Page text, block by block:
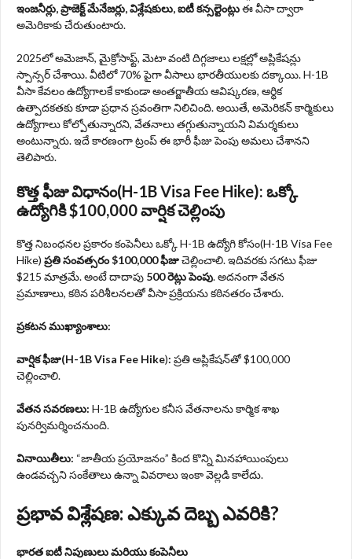
ఇంజనీర్లు, ప్రాజెక్ట్ మేనేజర్లు, విశ్లేషకులు, ఐటీ కన్సల్టెంట్లుఈ వీసా ద్వారా
అమెరికాకు చేరుతుంటారు.
2025లో అమెజాన్, మైక్రోసాఫ్ట్, మెటా వంటి దిగ్గజాలు లక్షల్లో అప్లికేషన్లు
స్పాన్సర్ చేశాయి. వీటిలో 70% పైగా వీసాలు భారతీయులకు దక్కాయి. H-1B
వీసా కేవలం ఉద్యోగాలకే కాకుండా అంతర్జాతీయ ఆవిష్కరణ, ఆర్థిక
ఉత్పాదకతకు కూడా ప్రధాన స్రవంతిగా నిలిచింది. అయితే, అమెరికన్ కార్మికులు
ఉద్యోగాలు కోల్పోతున్నారని, వేతనాలు తగ్గుతున్నాయని విమర్శకులు
అంటున్నారు. ఇదే కారణంగా ట్రంప్ ఈ భారీ ఫీజు పెంపు అమలు చేశానని
తెలిపారు.
కొత్త ఫీజు విధానం(H-1B Visa Fee Hike): ఒక్కో
ఉద్యోగికి $100,000 వార్షిక చెల్లింపు
కొత్త నిబంధనల ప్రకారం కంపెనీలు ఒక్కో H-1B ఉద్యోగి కోసం(H-1B Visa Fee
Hike) ప్రతి సంవత్సరం $100,000 ఫీజుచెల్లించాలి. ఇదివరకు సగటు ఫీజు
$215 మాత్రమే. అంటే దాదాపు 500 రెట్లు పెంపు. అదనంగా వేతన
ప్రమాణాలు, కఠిన పరిశీలనలతో వీసా ప్రక్రియను కఠినతరం చేశారు.
ప్రకటన ముఖ్యాంశాలు:
వార్షిక ఫీజు(H-1B Visa Fee Hike): ప్రతి అప్లికేషన్‌తో $100,000
చెల్లించాలి.
వేతన సవరణలు: H-1B ఉద్యోగుల కనీస వేతనాలను కార్మిక శాఖ
పునర్విమర్శించనుంది.
వినాయితీలు: “జాతీయ ప్రయోజనం” కింద కొన్ని మినహాయింపులు
ఉండవచ్చని సంకేతాలు ఉన్నా వివరాలు ఇంకా వెల్లడి కాలేదు.
ప్రభావ విశ్లేషణ: ఎక్కువ దెబ్బ ఎవరికి?
భారత ఐటీ నిపుణులు మరియు కంపెనీలు